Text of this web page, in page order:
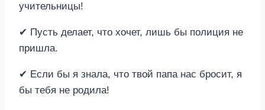
учительницы!
✔ Пусть делает, что хочет, лишь бы полиция не
пришла.
✔ Если бы я знала, что твой папа нас бросит, я
бы тебя не родила!